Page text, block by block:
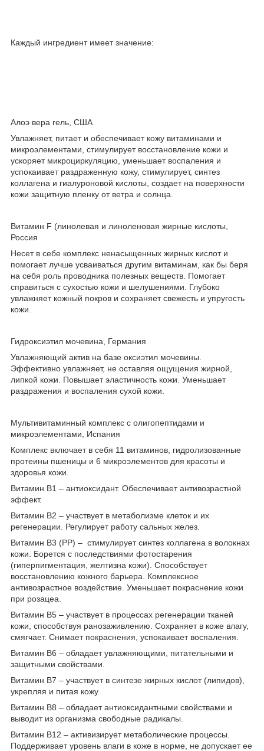
Каждый ингредиент имеет значение:
Алоэ вера гель, США
Увлажняет, питает и обеспечивает кожу витаминами и
микроэлементами, стимулирует восстановление кожи и
ускоряет микроциркуляцию, уменьшает воспаления и
успокаивает раздраженную кожу, стимулирует, синтез
коллагена и гиалуроновой кислоты, создает на поверхности
кожи защитную пленку от ветра и солнца.
Витамин F (линолевая и линоленовая жирные кислоты,
Россия
Несет в себе комплекс ненасыщенных жирных кислот и
помогает лучше усваиваться другим витаминам, как бы беря
на себя роль проводника полезных веществ. Помогает
справиться с сухостью кожи и шелушениями. Глубоко
увлажняет кожный покров и сохраняет свежесть и упругость
кожи.
Гидроксиэтил мочевина, Германия
Увлажняющий актив на базе оксиэтил мочевины.
Эффективно увлажняет, не оставляя ощущения жирной,
липкой кожи. Повышает эластичность кожи. Уменьшает
раздражения и воспаления сухой кожи.
Мультивитаминный комплекс с олигопептидами и
микроэлементами, Испания
Комплекс включает в себя 11 витаминов, гидролизованные
протеины пшеницы и 6 микроэлементов для красоты и
здоровья кожи.
Витамин В1 – антиоксидант. Обеспечивает антивозрастной
эффект.
Витамин В2 – участвует в метаболизме клеток и их
регенерации. Регулирует работу сальных желез.
Витамин В3 (РР) – стимулирует синтез коллагена в волокнах
кожи. Борется с последствиями фотостарения
(гиперпигментация, желтизна кожи). Способствует
восстановлению кожного барьера. Комплексное
антивозрастное воздействие. Уменьшает покраснение кожи
при розацеа.
Витамин В5 – участвует в процессах регенерации тканей
кожи, способствуя ранозаживлению. Сохраняет в коже влагу,
смягчает. Снимает покраснения, успокаивает воспаления.
Витамин В6 – обладает увлажняющими, питательными и
защитными свойствами.
Витамин В7 – участвует в синтезе жирных кислот (липидов),
укрепляя и питая кожу.
Витамин В8 – обладает антиоксидантными свойствами и
выводит из организма свободные радикалы.
Витамин В12 – активизирует метаболические процессы.
Поддерживает уровень влаги в коже в норме, не допускает ее